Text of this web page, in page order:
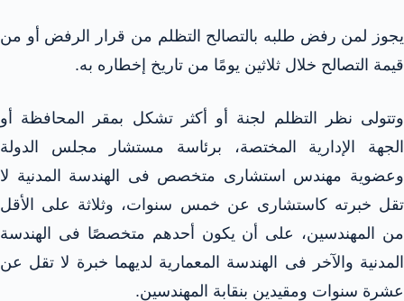
يجوز لمن رفض طلبه بالتصالح التظلم من قرار الرفض أو من
قيمة التصالح خلال ثلاثين يومًا من تاريخ إخطاره به.
وتتولى نظر التظلم لجنة أو أكثر تشكل بمقر المحافظة أو
الجهة الإدارية المختصة، برئاسة مستشار مجلس الدولة
وعضوية مهندس استشارى متخصص فى الهندسة المدنية لا
تقل خبرته كاستشارى عن خمس سنوات، وثلاثة على الأقل
من المهندسين، على أن يكون أحدهم متخصصًا فى الهندسة
المدنية والآخر فى الهندسة المعمارية لديهما خبرة لا تقل عن
عشرة سنوات ومقيدين بنقابة المهندسين.